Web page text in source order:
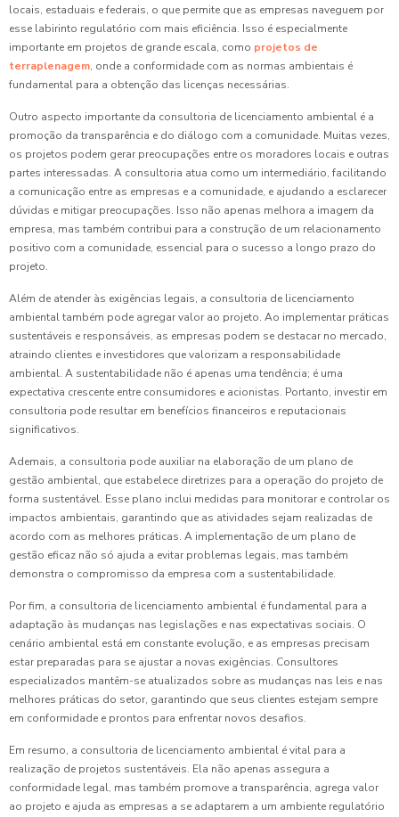
locais, estaduais e federais, o que permite que as empresas naveguem por
esse labirinto regulatório com mais eficiência. Isso é especialmente
importante em projetos de grande escala, como projetos de
terraplenagem, onde a conformidade com as normas ambientais é
fundamental para a obtenção das licenças necessárias.
Outro aspecto importante da consultoria de licenciamento ambiental é a
promoção da transparência e do diálogo com a comunidade. Muitas vezes,
os projetos podem gerar preocupações entre os moradores locais e outras
partes interessadas. A consultoria atua como um intermediário, facilitando
a comunicação entre as empresas e a comunidade, e ajudando a esclarecer
dúvidas e mitigar preocupações. Isso não apenas melhora a imagem da
empresa, mas também contribui para a construção de um relacionamento
positivo com a comunidade, essencial para o sucesso a longo prazo do
projeto.
Além de atender às exigências legais, a consultoria de licenciamento
ambiental também pode agregar valor ao projeto. Ao implementar práticas
sustentáveis e responsáveis, as empresas podem se destacar no mercado,
atraindo clientes e investidores que valorizam a responsabilidade
ambiental. A sustentabilidade não é apenas uma tendência; é uma
expectativa crescente entre consumidores e acionistas. Portanto, investir em
consultoria pode resultar em benefícios financeiros e reputacionais
significativos.
Ademais, a consultoria pode auxiliar na elaboração de um plano de
gestão ambiental, que estabelece diretrizes para a operação do projeto de
forma sustentável. Esse plano inclui medidas para monitorar e controlar os
impactos ambientais, garantindo que as atividades sejam realizadas de
acordo com as melhores práticas. A implementação de um plano de
gestão eficaz não só ajuda a evitar problemas legais, mas também
demonstra o compromisso da empresa com a sustentabilidade.
Por fim, a consultoria de licenciamento ambiental é fundamental para a
adaptação às mudanças nas legislações e nas expectativas sociais. O
cenário ambiental está em constante evolução, e as empresas precisam
estar preparadas para se ajustar a novas exigências. Consultores
especializados mantêm-se atualizados sobre as mudanças nas leis e nas
melhores práticas do setor, garantindo que seus clientes estejam sempre
em conformidade e prontos para enfrentar novos desafios.
Em resumo, a consultoria de licenciamento ambiental é vital para a
realização de projetos sustentáveis. Ela não apenas assegura a
conformidade legal, mas também promove a transparência, agrega valor
ao projeto e ajuda as empresas a se adaptarem a um ambiente regulatório